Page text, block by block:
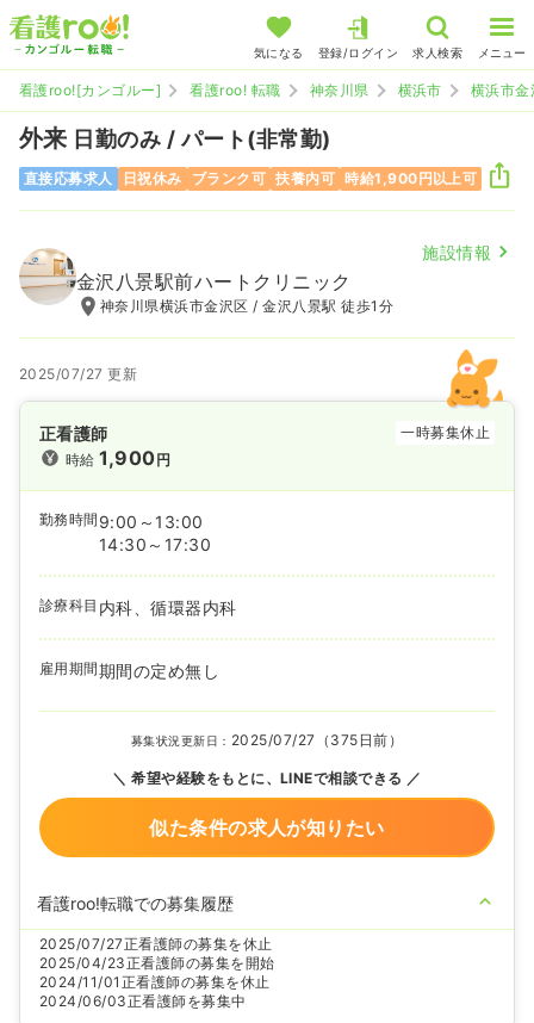
気になる 登録/ログイン 求人検索 メニュー
看護roo![カンゴルー] 看護roo! 転職 神奈川県 横浜市 横浜市金
外来 日勤のみ / パート(非常勤)
直接応募求人 日祝休み ブランク可 扶養内可 時給1,900円以上可
施設情報
金沢八景駅前ハートクリニック
神奈川県横浜市金沢区 / 金沢八景駅 徒歩1分
2025/07/27 更新
正看護師
一時募集休止
時給1,900円
勤務時間 9:00～13:00
14:30～17:30
診療科目 内科、循環器内科
雇用期間期間の定め無し
募集状況更新日： 2025/07/27（375日前）
希望や経験をもとに、LINEで相談できる
似た条件の求人が知りたい
看護roo!転職での募集履歴
2025/07/27正看護師の募集を休止
2025/04/23正看護師の募集を開始
2024/11/01 正看護師の募集を休止
2024/06/03正看護師を募集中